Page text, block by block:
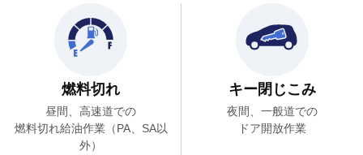
燃料切れ
昼間、高速道での
燃料切れ給油作業（PA、SA以
外）
キー閉じこみ
夜間、一般道での
ドア開放作業